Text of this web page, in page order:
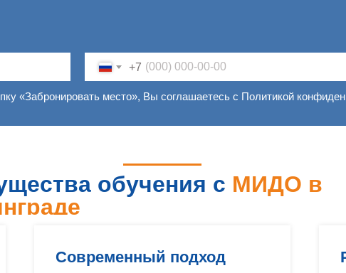
+7
«Забронировать место», Вы соглашаетесь с Политикой
обучения с МИДО в
Современный подход